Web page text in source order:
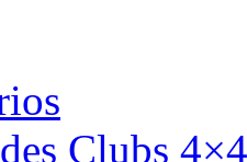
Clubs 4×4